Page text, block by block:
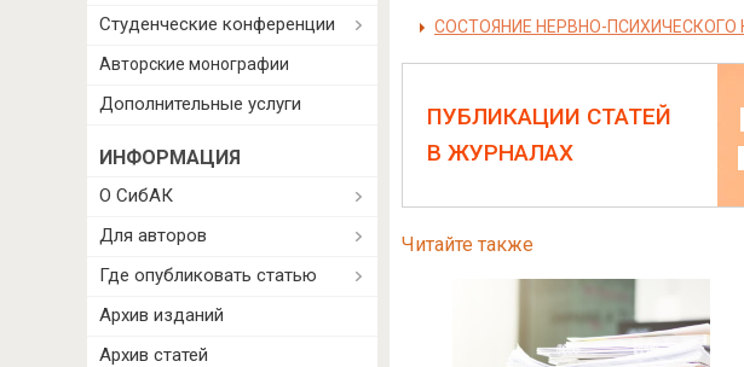
СОСТОЯНИЕ НЕРВНО-
ПУБЛИКАЦИИ СТАТЕЙ
В ЖУРНАЛАХ
Читайте также
Студенческие конференции
Авторские монографии
Дополнительные услуги
ИНФОРМАЦИЯ
О СибАК
Для авторов
Где опубликовать статью
Архив изданий
Архив статей